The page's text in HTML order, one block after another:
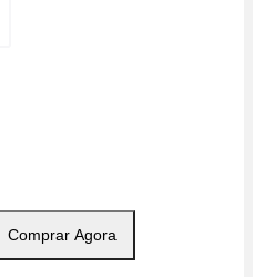
Comprar Agora